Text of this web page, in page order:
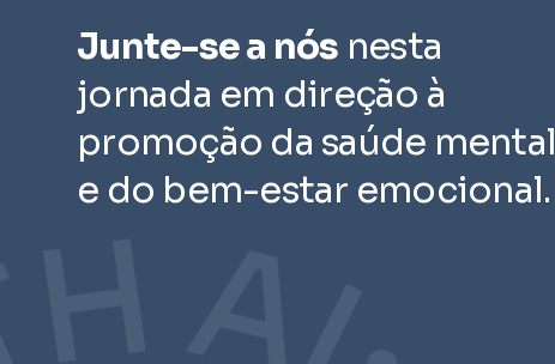
Junte-se a nós nesta
jornada em direção à
promoção da saúde mental
e do bem-estar emocional.